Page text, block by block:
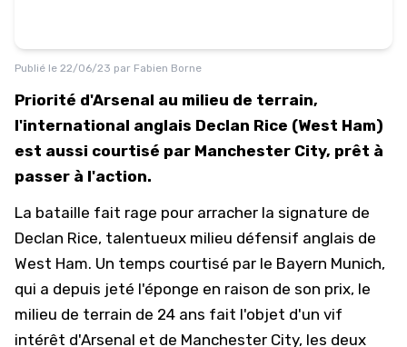
Publié le 22/06/23 par Fabien Borne
Priorité d'Arsenal au milieu de terrain,
l'international anglais Declan Rice (West Ham)
est aussi courtisé par Manchester City, prêt à
passer à l'action.
La bataille fait rage pour arracher la signature de
Declan Rice, talentueux milieu défensif anglais de
West Ham. Un temps courtisé par le Bayern Munich,
qui a depuis jeté l'éponge en raison de son prix, le
milieu de terrain de 24 ans fait l'objet d'un vif
intérêt d'Arsenal et de Manchester City, les deux